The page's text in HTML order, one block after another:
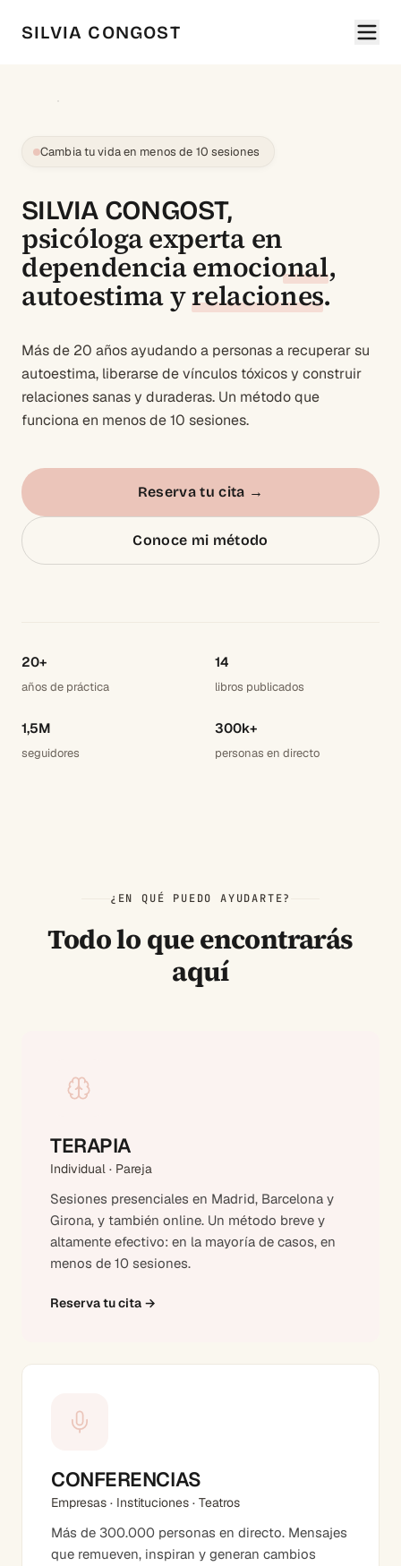
SILVIA CONGOST
Cambia tu vida en menos de 10 sesiones
SILVIA CONGOST,
psicóloga experta en
dependencia emocional,
autoestimayrelaciones.
Más de 20 años ayudando a personas a recuperar su
autoestima, liberarse de vínculos tóxicos y construir
relaciones sanas y duraderas. Un método que
funciona en menos de 10 sesiones.
Reserva tu cita →
Conoce mi método
20+
años de práctica
14
libros publicados
1,5M
seguidores
300k+
personas en directo
¿EN QUÉ PUEDO AYUDARTE?
Todo lo que encontrarás
aquí
TERAPIA
Individual · Pareja
Sesiones presenciales en Madrid, Barcelona y
Girona, y también online. Un método breve y
altamente efectivo: en la mayoría de casos, en
menos de 10 sesiones.
Reserva tu cita →
CONFERENCIAS
Empresas · Instituciones · Teatros
Más de 300.000 personas en directo. Mensajes
que remueven, inspiran y generan cambios